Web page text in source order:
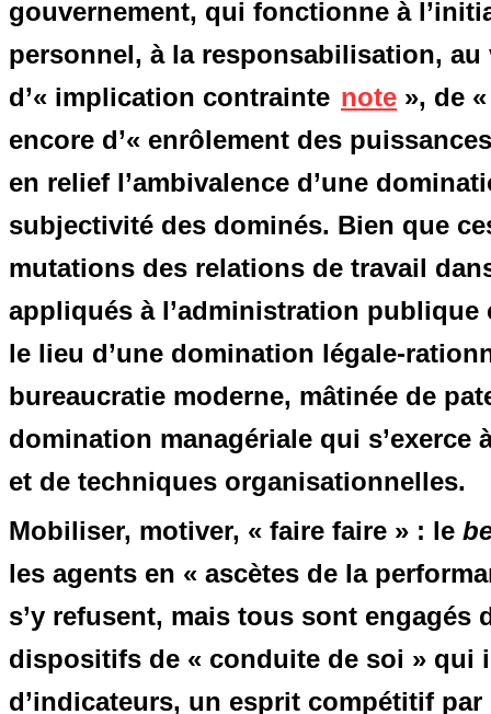
gouvernement, qui fonctionne à
personnel, à la responsabilisation,
d’« implication contrainte note », de
encore d’« enrôlement des
en relief l’ambivalence d’une
subjectivité des dominés. Bien que
mutations des relations de travail
appliqués à l’administration publique
le lieu d’une domination légale-
bureaucratie moderne, mâtinée de
domination managériale qui s’exerce
et de techniques organisationnelles.
Mobiliser, motiver, « faire faire » : le
les agents en « ascètes de la
s’y refusent, mais tous sont engagés
dispositifs de « conduite de soi » qui
d’indicateurs, un esprit compétitif